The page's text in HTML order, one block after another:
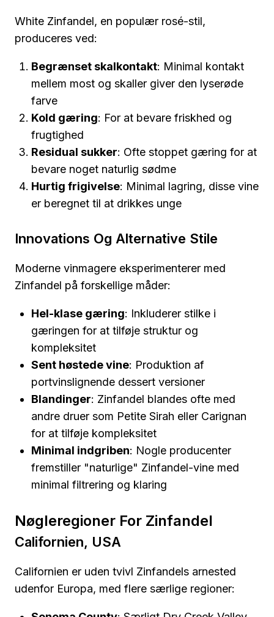
White Zinfandel, en populær rosé-stil,
produceres ved:
Begrænset skalkontakt: Minimal kontakt
mellem most og skaller giver den lyserøde
farve
Kold gæring: For at bevare friskhed og
frugtighed
Residual sukker: Ofte stoppet gæring for at
bevare noget naturlig sødme
Hurtig frigivelse: Minimal lagring, disse vine
er beregnet til at drikkes unge
Innovations Og Alternative Stile
Moderne vinmagere eksperimenterer med
Zinfandel på forskellige måder:
Hel-klase gæring: Inkluderer stilke i
gæringen for at tilføje struktur og
kompleksitet
Sent høstede vine: Produktion af
portvinslignende dessert versioner
Blandinger: Zinfandel blandes ofte med
andre druer som Petite Sirah eller Carignan
for at tilføje kompleksitet
Minimal indgriben: Nogle producenter
fremstiller "naturlige" Zinfandel-vine med
minimal filtrering og klaring
Nøgleregioner For Zinfandel
Californien, USA
Californien er uden tvivl Zinfandels arnested
udenfor Europa, med flere særlige regioner: